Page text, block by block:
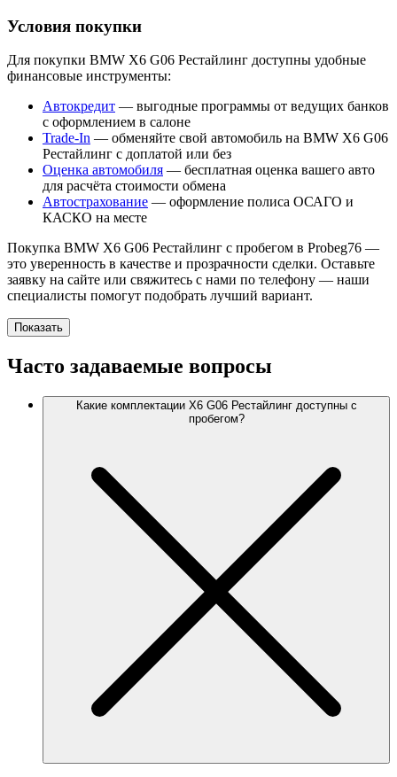
Условия покупки
Для покупки BMW X6 G06 Рестайлинг доступны удобные
финансовые инструменты:
Автокредит — выгодные программы от ведущих банков
с оформлением в салоне
Trade-In — обменяйте свой автомобиль на BMW X6 G06
Рестайлинг с доплатой или без
Оценка автомобиля — бесплатная оценка вашего авто
для расчёта стоимости обмена
Автострахование — оформление полиса ОСАГО и
КАСКО на месте
Покупка BMW X6 G06 Рестайлинг с пробегом в Probeg76 —
это уверенность в качестве и прозрачности сделки. Оставьте
заявку на сайте или свяжитесь с нами по телефону — наши
специалисты помогут подобрать лучший вариант.
Показать
Часто задаваемые вопросы
Какие комплектации X6 G06 Рестайлинг доступны с
пробегом?